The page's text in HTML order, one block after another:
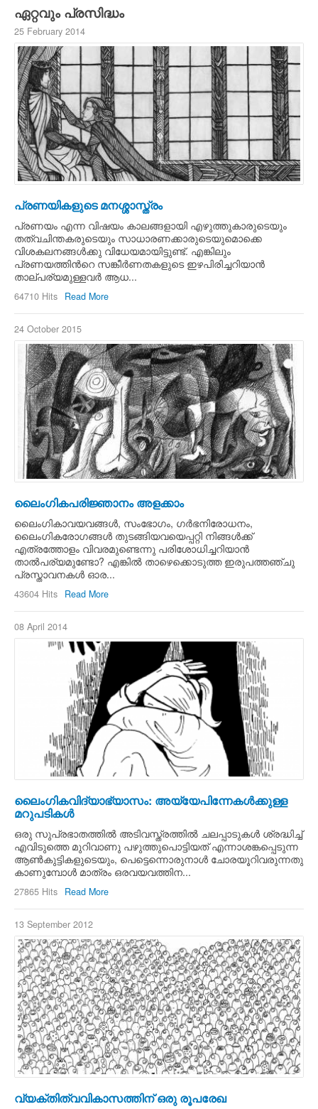
ഏറ്റവും പ്രസിദ്ധം
25 February 2014
പ്രണയികളുടെ മനശ്ശാസ്ത്രം
പ്രണയം എന്ന വിഷയം കാലങ്ങളായി എഴുത്തുകാരുടെയും
തത്വചിന്തകരുടെയും സാധാരണക്കാരുടെയുമൊക്കെ
വിശകലനങ്ങള്‍ക്കു വിധേയമായിട്ടുണ്ട്. എങ്കിലും
പ്രണയത്തിന്‍റെ സങ്കീര്‍ണതകളുടെ ഇഴപിരിച്ചറിയാന്‍
താല്പര്യമുള്ളവര്‍ ആധ...
64710 Hits Read More
24 October 2015
ലൈംഗികപരിജ്ഞാനം അളക്കാം
ലൈംഗികാവയവങ്ങള്‍, സംഭോഗം, ഗര്‍ഭനിരോധനം,
ലൈംഗികരോഗങ്ങള്‍ തുടങ്ങിയവയെപ്പറ്റി നിങ്ങള്‍ക്ക്
എത്രത്തോളം വിവരമുണ്ടെന്നു പരിശോധിച്ചറിയാന്‍
താല്‍പര്യമുണ്ടോ? എങ്കില്‍ താഴെക്കൊടുത്ത ഇരുപത്തഞ്ചു
പ്രസ്താവനകള്‍ ഓര...
43604 Hits Read More
08 April 2014
ലൈംഗികവിദ്യാഭ്യാസം: അയ്യേപിന്നേകള്‍ക്കുള്ള
മറുപടികള്‍
ഒരു സുപ്രഭാതത്തില്‍ അടിവസ്ത്രത്തില്‍ ചലപ്പാടുകള്‍ ശ്രദ്ധിച്ച്
എവിടുത്തെ മുറിവാണു പഴുത്തുപൊട്ടിയത് എന്നാശങ്കപ്പെടുന്ന
ആണ്‍കുട്ടികളുടെയും, പെട്ടെന്നൊരുനാള്‍ ചോരയൂറിവരുന്നതു
കാണുമ്പോള്‍ മാത്രം ഒരവയവത്തിന...
27865 Hits Read More
13 September 2012
വ്യക്തിത്വവികാസത്തിന് ഒരു രൂപരേഖ